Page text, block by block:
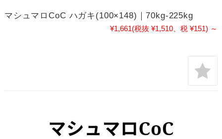
マシュマロCoC ハガキ(100×148)｜70kg-225kg
¥1,661(税抜 ¥1,510、税 ¥151) ～